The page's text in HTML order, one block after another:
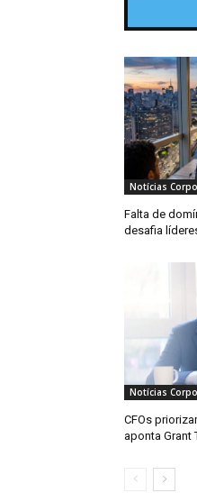
Notícias
Falta de
desafia
Notícias
CFOs
aponta Grant